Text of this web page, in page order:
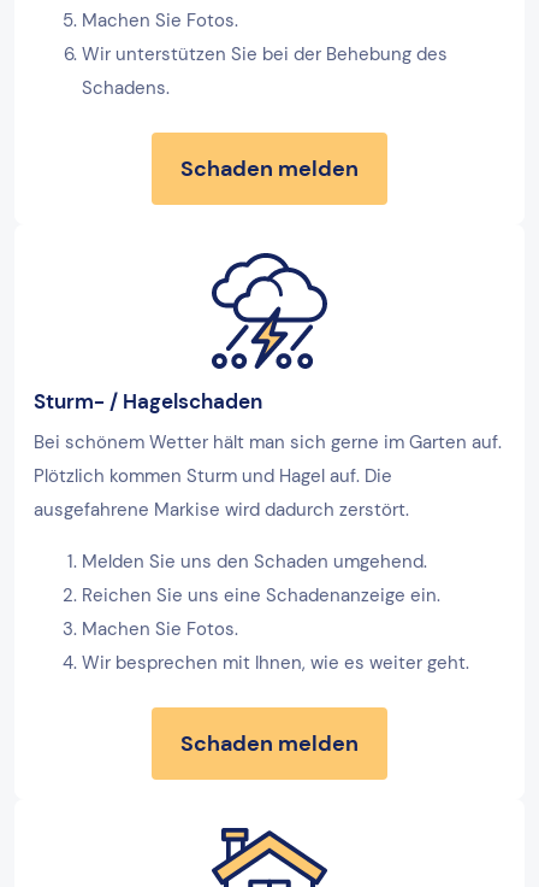
Machen Sie Fotos.
Wir unterstützen Sie bei der Behebung des
Schadens.
Schaden melden
Sturm- / Hagelschaden
Bei schönem Wetter hält man sich gerne im Garten auf.
Plötzlich kommen Sturm und Hagel auf. Die
ausgefahrene Markise wird dadurch zerstört.
Melden Sie uns den Schaden umgehend.
Reichen Sie uns eine Schadenanzeige ein.
Machen Sie Fotos.
Wir besprechen mit Ihnen, wie es weiter geht.
Schaden melden